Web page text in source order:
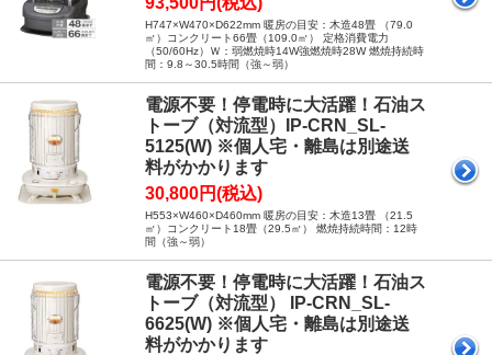
H747×W470×D622mm 暖房の目安：木造48畳 （79.0
㎡）コンクリート66畳（109.0㎡） 定格消費電力
（50/60Hz）Ｗ：弱燃焼時14W強燃焼時28W 燃焼持続時
間：9.8～30.5時間（強～弱）
電源不要！停電時に大活躍！石油ス
トーブ（対流型）IP-CRN_SL-
5125(W) ※個人宅・離島は別途送
料がかかります
30,800円(税込)
H553×W460×D460mm 暖房の目安：木造13畳 （21.5
㎡）コンクリート18畳（29.5㎡） 燃焼持続時間：12時
間（強～弱）
電源不要！停電時に大活躍！石油ス
トーブ（対流型） IP-CRN_SL-
6625(W) ※個人宅・離島は別途送
料がかかります